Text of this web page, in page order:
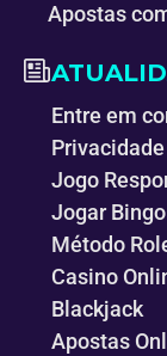
Apostas
Entre em
Privacidade
Jogo
Jogar
Método
Casino
Blackjack
Apostas